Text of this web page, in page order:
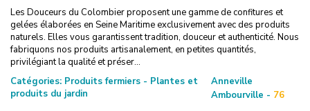
Les Douceurs du Colombier proposent une gamme de confitures et
gelées élaborées en Seine Maritime exclusivement avec des produits
naturels. Elles vous garantissent tradition, douceur et authenticité. Nous
fabriquons nos produits artisanalement, en petites quantités,
privilégiant la qualité et préser...
Catégories: Produits fermiers - Plantes et
produits du jardin
Anneville
Ambourville - 76